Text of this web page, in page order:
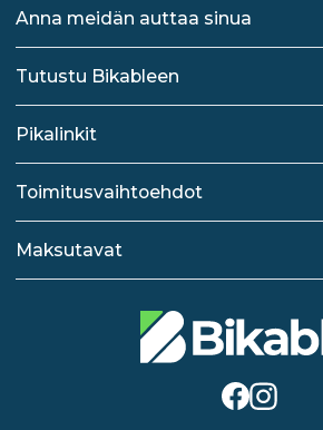
Anna meidän auttaa sinua
Tutustu Bikableen
Pikalinkit
Toimitusvaihtoehdot
Maksutavat